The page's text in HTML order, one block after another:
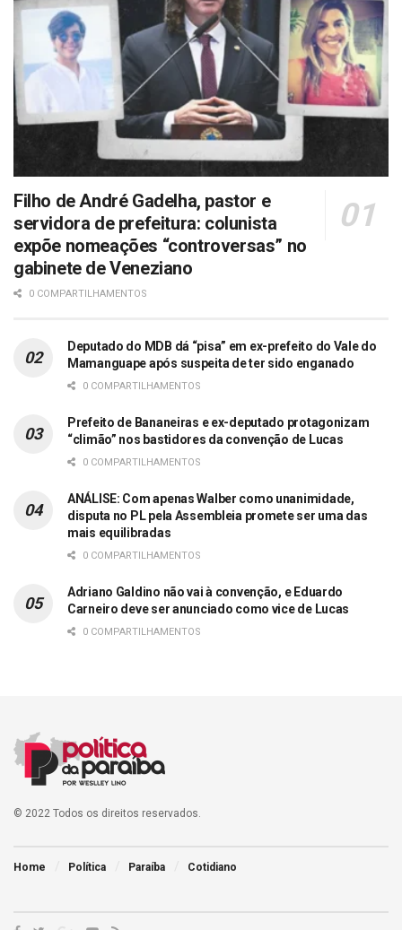
Filho de André Gadelha, pastor e
servidora de prefeitura: colunista
expõe nomeações “controversas” no
gabinete de Veneziano
0 COMPARTILHAMENTOS
Deputado do MDB dá “pisa” em ex-prefeito do Vale do
Mamanguape após suspeita de ter sido enganado
0 COMPARTILHAMENTOS
Prefeito de Bananeiras e ex-deputado protagonizam
“climão” nos bastidores da convenção de Lucas
0 COMPARTILHAMENTOS
ANÁLISE: Com apenas Walber como unanimidade,
disputa no PL pela Assembleia promete ser uma das
mais equilibradas
0 COMPARTILHAMENTOS
Adriano Galdino não vai à convenção, e Eduardo
Carneiro deve ser anunciado como vice de Lucas
0 COMPARTILHAMENTOS
© 2022 Todos os direitos reservados.
Home Política Paraíba Cotidiano